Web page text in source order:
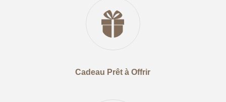
Cadeau Prêt à Offrir